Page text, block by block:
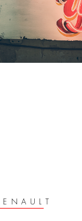
Lire la vidéo